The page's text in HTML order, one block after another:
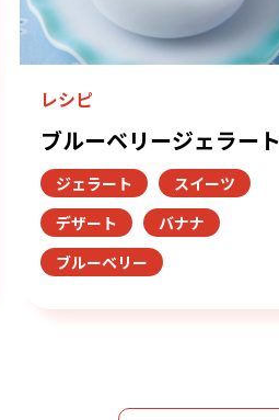
レシピ
ブルーベリージェラート
ジェラート
スイーツ
デザート
バナナ
ブルーベリー